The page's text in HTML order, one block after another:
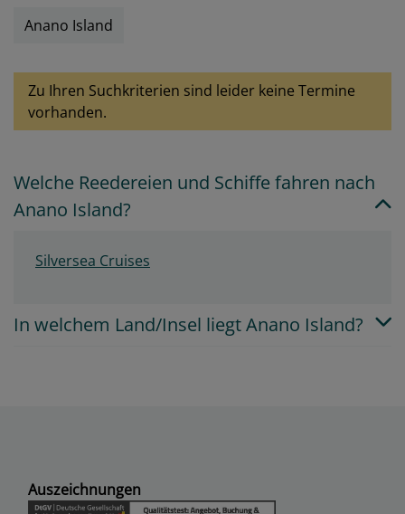
Anano Island
Zu Ihren Suchkriterien sind leider keine Termine
vorhanden.
Welche Reedereien und Schiffe fahren nach
Anano Island?
Silversea Cruises
In welchem Land/Insel liegt Anano Island?
Auszeichnungen